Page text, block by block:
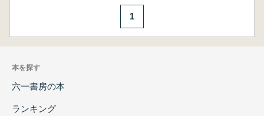
1
本を探す
六一書房の本
ランキング